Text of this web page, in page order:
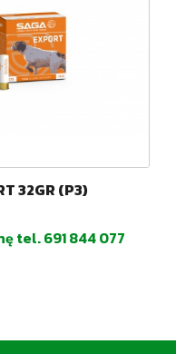
32GR (P3)
tel. 691 844 077